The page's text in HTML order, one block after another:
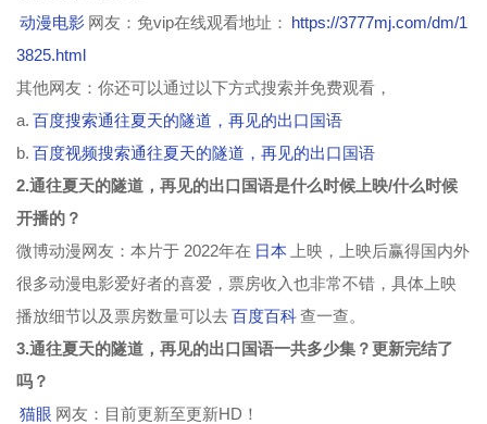
动漫电影 网友：免vip在线观看地址： https://3777mj.com/dm/1
3825.html
其他网友：你还可以通过以下方式搜索并免费观看，
a. 百度搜索通往夏天的隧道，再见的出口国语
b. 百度视频搜索通往夏天的隧道，再见的出口国语
2.通往夏天的隧道，再见的出口国语是什么时候上映/什么时候
开播的？
微博动漫网友：本片于 2022年在 日本
上映，上映后赢得国内外
很多动漫电影爱好者的喜爱，票房收入也非常不错，具体上映
播放细节以及票房数量可以去百度百科查一查。
3.通往夏天的隧道，再见的出口国语一共多少集？更新完结了
吗？
猫眼 网友：目前更新至更新HD！